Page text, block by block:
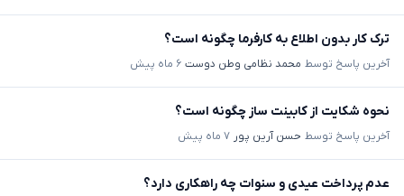
ترک کار بدون اطلاع به کارفرما چگونه است؟
آخرین پاسخ توسط محمد نظامی وطن دوست ۶ ماه پیش
نحوه شکایت از کابینت ساز چگونه است؟
آخرین پاسخ توسط حسن آرین پور ۷ ماه پیش
عدم پرداخت عیدی و سنوات چه راهکاری دارد؟